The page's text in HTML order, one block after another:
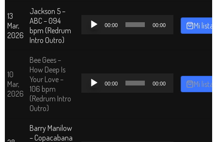
13
Mar,
2026
Jackson 5 –
ABC – 094
bpm (Redrum
Intro Outro)
Reproductor
00:00 00:00 Mi lista
10
Mar,
2026
Bee Gees –
How Deep Is
Your Love –
106 bpm
(Redrum Intro
Outro)
Reproductor
00:00 00:00 Mi lista
Barry Manilow
– Copacabana